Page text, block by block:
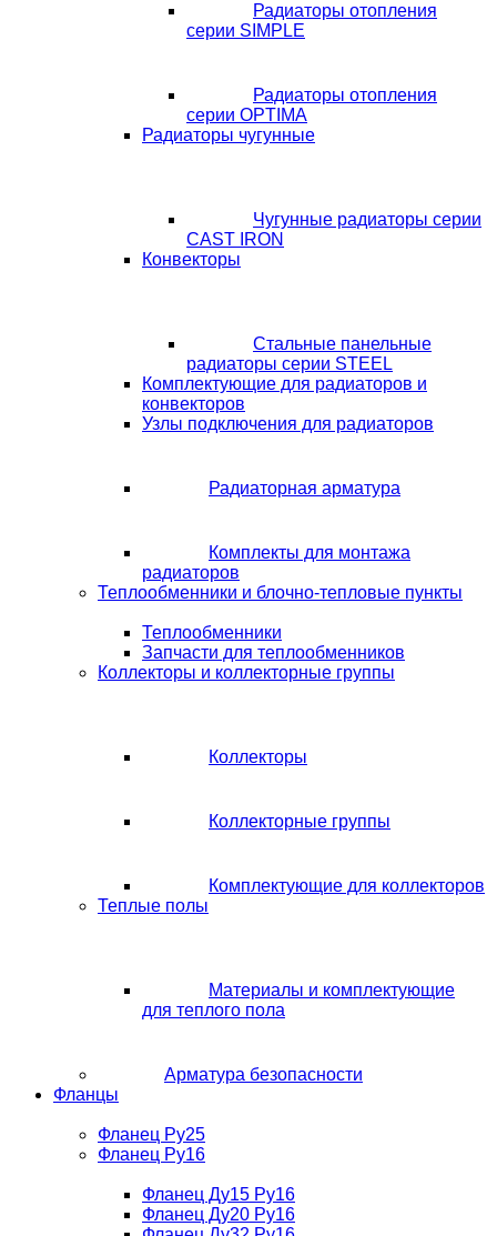
Радиаторы отопления
серии SIMPLE
Радиаторы отопления
серии OPTIMA
Радиаторы чугунные
Чугунные радиаторы серии
CAST IRON
Конвекторы
Стальные панельные
радиаторы серии STEEL
Комплектующие для радиаторов и
конвекторов
Узлы подключения для радиаторов
Радиаторная арматура
Комплекты для монтажа
радиаторов
Теплообменники и блочно-тепловые пункты
Теплообменники
Запчасти для теплообменников
Коллекторы и коллекторные группы
Коллекторы
Коллекторные группы
Комплектующие для коллекторов
Теплые полы
Материалы и комплектующие
для теплого пола
Арматура безопасности
Фланцы
Фланец Ру25
Фланец Ру16
Фланец Ду15 Ру16
Фланец Ду20 Ру16